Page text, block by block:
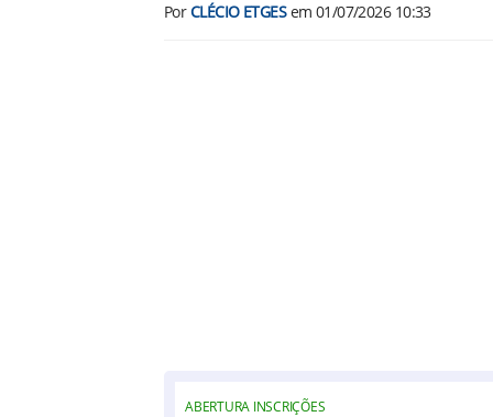
PorCLÉCIO ETGESem 01/07/2026 10:33
ABERTURA INSCRIÇÕES